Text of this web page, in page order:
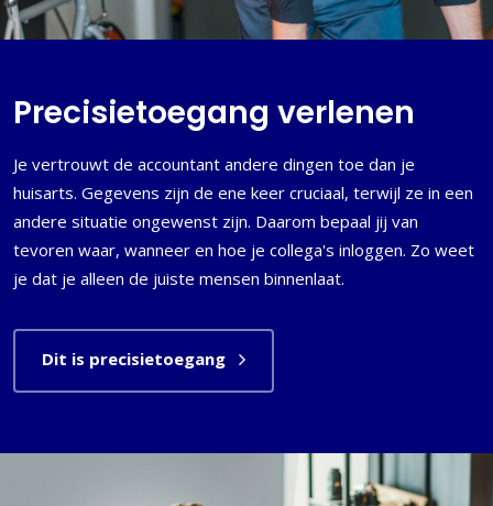
Precisietoegang verlenen
Je vertrouwt de accountant andere dingen toe dan je
huisarts. Gegevens zijn de ene keer cruciaal, terwijl ze in een
andere situatie ongewenst zijn. Daarom bepaal jij van
tevoren waar, wanneer en hoe je collega's inloggen. Zo weet
je dat je alleen de juiste mensen binnenlaat.
Dit is precisietoegang